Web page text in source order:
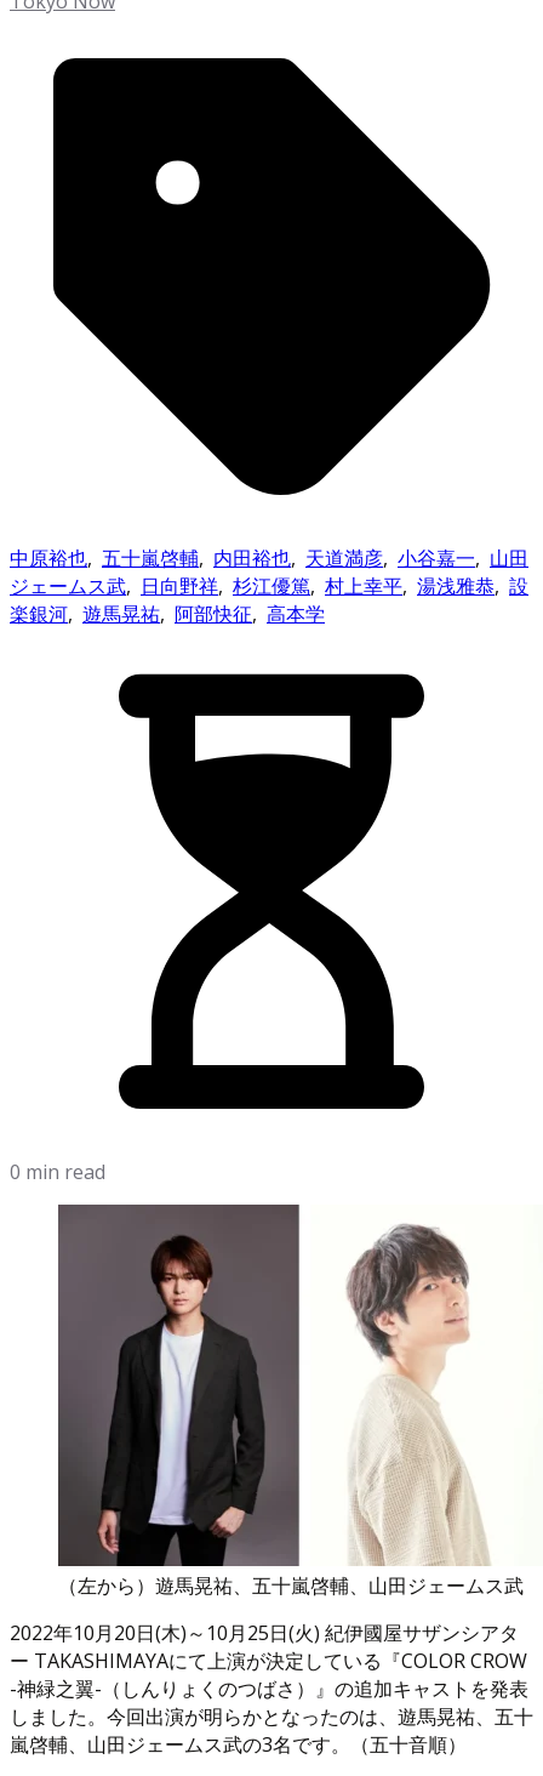
中原裕也, 五十嵐啓輔, 内田裕也, 天道満彦, 小谷嘉一, 山田
ジェームス武, 日向野祥, 杉江優篤, 村上幸平, 湯浅雅恭, 設
楽銀河, 遊馬晃祐, 阿部快征, 高本学
0 min read
（左から）遊馬晃祐、五十嵐啓輔、山田ジェームス武
2022年10月20日(木)～10月25日(火) 紀伊國屋サザンシアタ
ー TAKASHIMAYAにて上演が決定している『COLOR CROW
-神緑之翼-（しんりょくのつばさ）』の追加キャストを発表
しました。今回出演が明らかとなったのは、遊馬晃祐、五十
嵐啓輔、山田ジェームス武の3名です。（五十音順）